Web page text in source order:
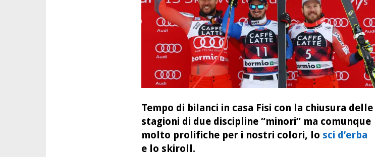
Tempo di bilanci in casa Fisi con la chiusura delle
stagioni di due discipline “minori” ma comunque
molto prolifiche per i nostri colori, lo sci d’erba
e lo skiroll.